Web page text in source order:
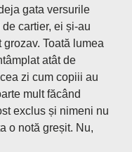
gata versurile
cartier, ei și-au
Toată lumea
atât de
zi cum copiii au
mult făcând
exclus și nimeni nu
o notă greșit. Nu,